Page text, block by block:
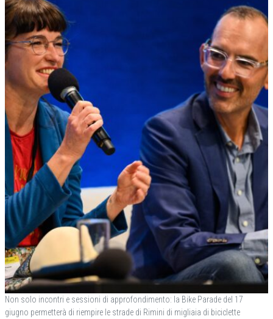
Non solo incontri e sessioni di approfondimento: la Bike Parade del 17
giugno permetterà di riempire le strade di Rimini di migliaia di biciclette